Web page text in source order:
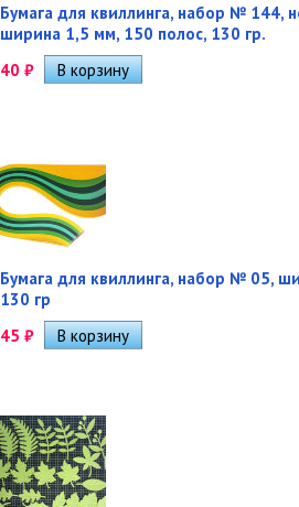
Бумага для квиллинга, набор № 144,
ширина 1,5 мм, 150 полос, 130 гр.
40 ₽
Бумага для квиллинга, набор № 05,
130 гр
45 ₽